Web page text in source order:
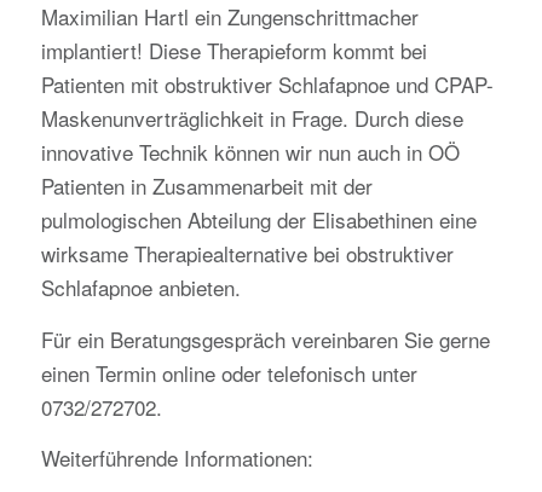
Maximilian Hartl ein Zungenschrittmacher
implantiert! Diese Therapieform kommt bei
Patienten mit obstruktiver Schlafapnoe und CPAP-
Maskenunverträglichkeit in Frage. Durch diese
innovative Technik können wir nun auch in OÖ
Patienten in Zusammenarbeit mit der
pulmologischen Abteilung der Elisabethinen eine
wirksame Therapiealternative bei obstruktiver
Schlafapnoe anbieten.
Für ein Beratungsgespräch vereinbaren Sie gerne
einen Termin online oder telefonisch unter
0732/272702.
Weiterführende Informationen: